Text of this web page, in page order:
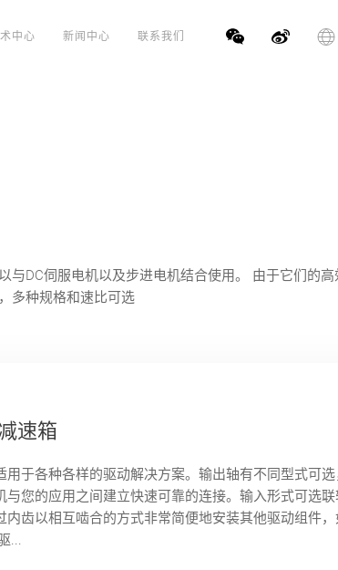
中心 新闻中心 联系我们
与DC伺服电机以及步进电机结合使用。 由于它们的
多种规格和速比可选
速箱
用于各种各样的驱动解决方案。输出轴有不同型式可选
与您的应用之间建立快速可靠的连接。输入形式可选联
内齿以相互啮合的方式非常简便地安装其他驱动组件，
...